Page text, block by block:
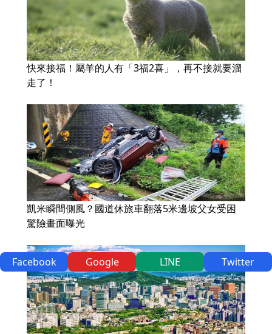
快來接福！屬羊的人有「3福2喜」，再不接就要溜
走了！
凱米瞬間側風？國道休旅車翻落5米邊坡父女受困
驚險畫面曝光
Facebook Google LINE Twitter